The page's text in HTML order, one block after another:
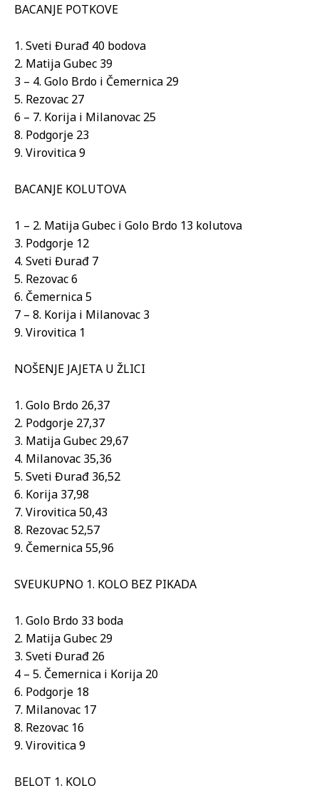
BACANJE POTKOVE
1. Sveti Đurađ 40 bodova
2. Matija Gubec 39
3 – 4. Golo Brdo i Čemernica 29
5. Rezovac 27
6 – 7. Korija i Milanovac 25
8. Podgorje 23
9. Virovitica 9
BACANJE KOLUTOVA
1 – 2. Matija Gubec i Golo Brdo 13 kolutova
3. Podgorje 12
4. Sveti Đurađ 7
5. Rezovac 6
6. Čemernica 5
7 – 8. Korija i Milanovac 3
9. Virovitica 1
NOŠENJE JAJETA U ŽLICI
1. Golo Brdo 26,37
2. Podgorje 27,37
3. Matija Gubec 29,67
4. Milanovac 35,36
5. Sveti Đurađ 36,52
6. Korija 37,98
7. Virovitica 50,43
8. Rezovac 52,57
9. Čemernica 55,96
SVEUKUPNO 1. KOLO BEZ PIKADA
1. Golo Brdo 33 boda
2. Matija Gubec 29
3. Sveti Đurađ 26
4 – 5. Čemernica i Korija 20
6. Podgorje 18
7. Milanovac 17
8. Rezovac 16
9. Virovitica 9
BELOT 1. KOLO